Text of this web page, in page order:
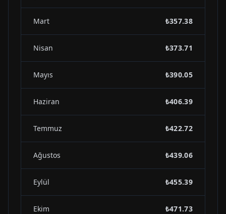
Mart ₺357.38
Nisan ₺373.71
Mayıs ₺390.05
Haziran ₺406.39
Temmuz ₺422.72
Ağustos ₺439.06
Eylül ₺455.39
Ekim ₺471.73